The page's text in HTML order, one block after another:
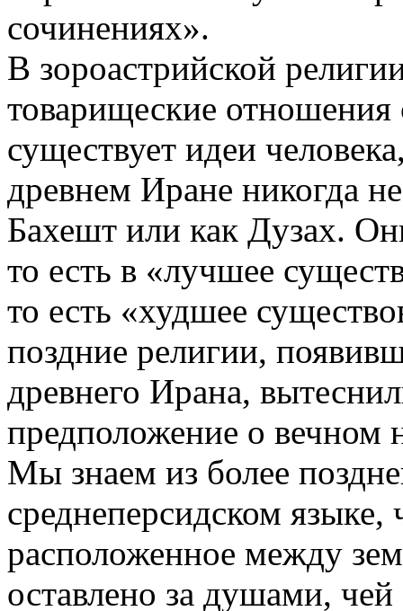
сочинениях».
В зороастрийской
товарищеские
существует идеи
древнем Иране никогда
Бахешт или как Дузах.
то есть в «лучшее
то есть «худшее
поздние религии,
древнего Ирана,
предположение о вечном
Мы знаем из более
среднеперсидском
расположенное между
оставлено за душами, чей